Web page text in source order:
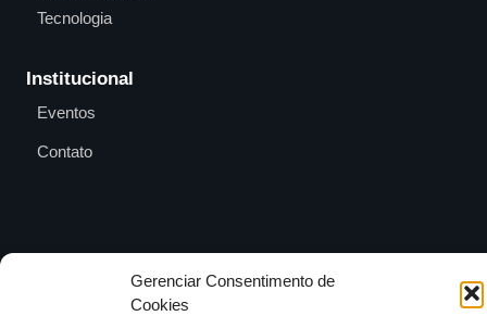
Gerenciar Consentimento de
Cookies
Tecnologia
Institucional
Eventos
Contato
Entre em contato e
anuncie no MAB
contato@mundoagrobrasil.com.br